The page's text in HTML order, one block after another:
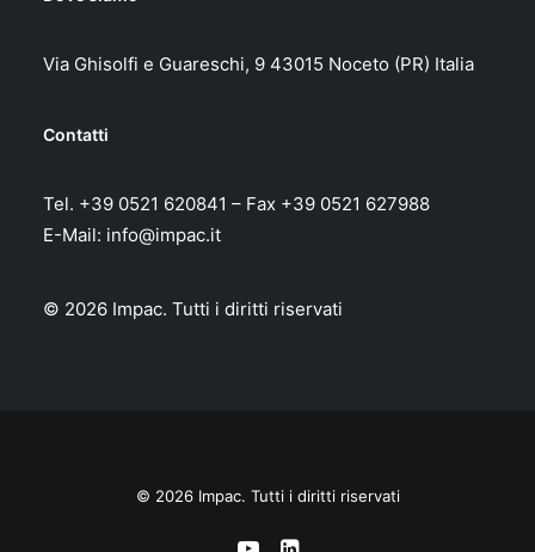
Via Ghisolfi e Guareschi, 9 43015 Noceto (PR) Italia
Contatti
Tel. +39 0521 620841 – Fax +39 0521 627988
E-Mail: info@impac.it
© 2026 Impac. Tutti i diritti riservati
© 2026 Impac. Tutti i diritti riservati